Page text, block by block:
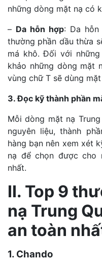
những dòng mặt nạ có
– Da hỗn hợp: Da
thường phần dầu thừa
má khô. Đối với
khảo những dòng mặt
vùng chữ T sẽ dùng
3. Đọc kỹ thành phần
Mỗi dòng mặt nạ
nguyên liệu, thành
hàng bạn nên xem xét
nạ để chọn được cho
nhất.
II. Top 9
nạ Trung
an toàn
1. Chando